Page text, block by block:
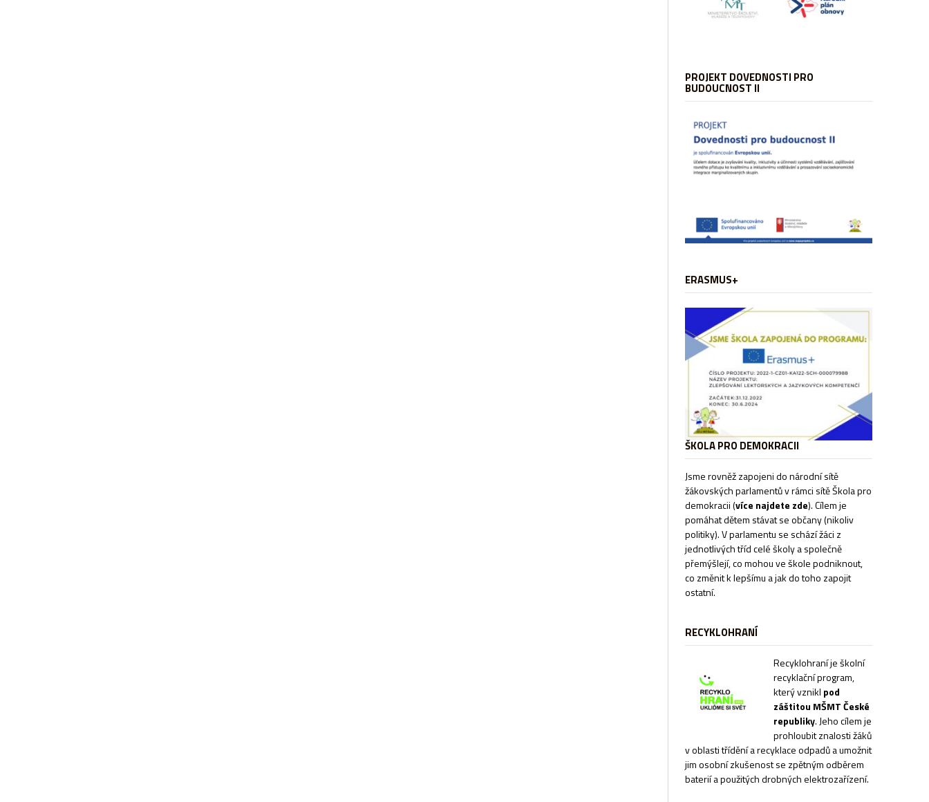
PROJEKT DOVEDNOSTI PRO
BUDOUCNOST II
ERASMUS+
ŠKOLA PRO DEMOKRACII
Jsme rovněž zapojeni do národní sítě
žákovských parlamentů v rámci sítěŠkola pro
demokracii(více najdete zde). Cílem je
pomáhat dětem stávat se občany (nikoliv
politiky). V parlamentu se schází žáci z
jednotlivých tříd celé školy a společně
přemýšlejí, co mohou ve škole podniknout,
co změnit k lepšímu a jak do toho zapojit
ostatní.
RECYKLOHRANÍ
Recyklohraní je školní
recyklační program,
který vznikl pod
záštitou MŠMT České
republiky. Jeho cílem je
prohloubit znalosti žáků
v oblasti třídění a recyklace odpadů a umožnit
jim osobní zkušenost se zpětným odběrem
baterií a použitých drobných elektrozařízení.